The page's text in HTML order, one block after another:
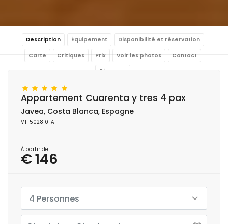
Description Équipement Disponibilité et réservation
Carte Critiques Prix Voir les photos Contact
Réserver
Appartement Cuarenta y tres 4 pax
Javea, Costa Blanca, Espagne
VT-502810-A
À partir de
€ 146
4 Personnes